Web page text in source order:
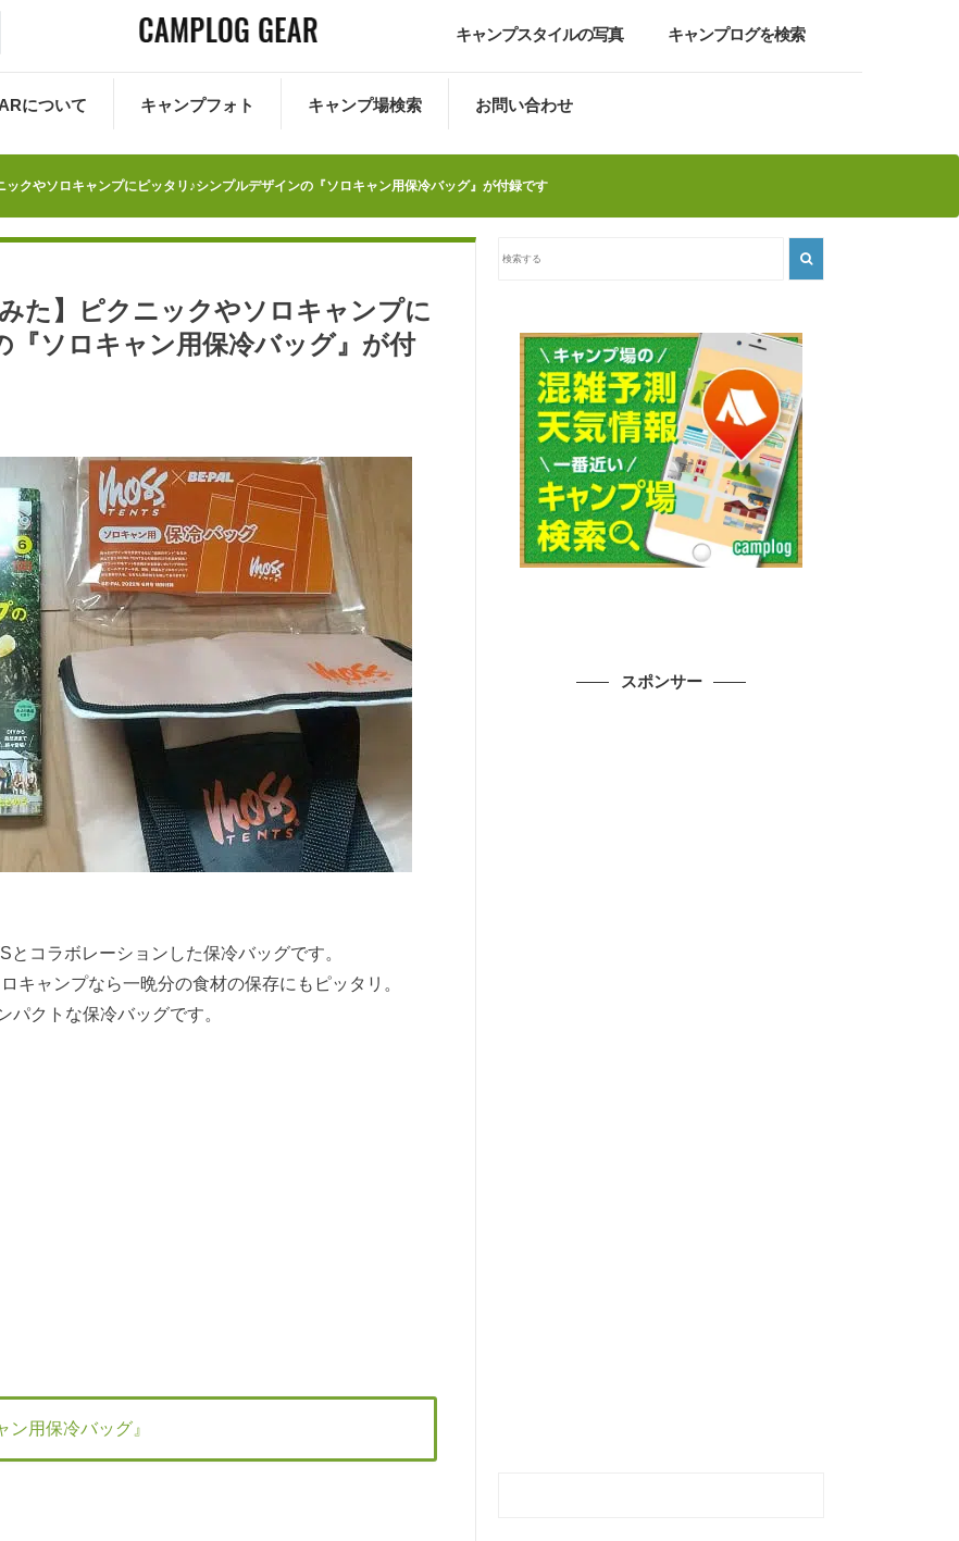
キャンプスタイルの写真 キャンプログを検索
について キャンプフォト キャンプ場検索 お問い合わせ
ックやソロキャンプにピッタリ♪シンプルデザインの『ソロキャン用保冷バッグ』が付録です
た】ピクニックやソロキャンプに
『ソロキャン用保冷バッグ』が付
コラボレーションした保冷バッグです。
キャンプなら一晩分の食材の保存にもピッタリ。
クトな保冷バッグです。
用保冷バッグ』
スポンサー